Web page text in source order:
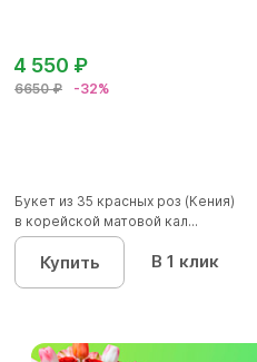
6650 ₽ -32%
4 550 ₽
Букет из 35 красных роз (Кения)
в корейской матовой кал...
Купить В 1 клик